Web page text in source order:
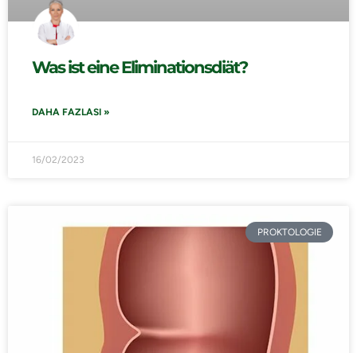
Was ist eine Eliminationsdiät?
DAHA FAZLASI »
16/02/2023
PROKTOLOGIE